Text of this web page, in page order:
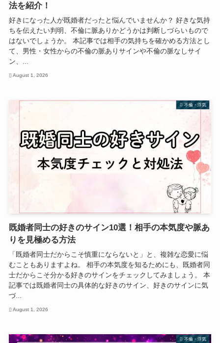
法を紹介！
好きになった人が既婚者だったと悩んでいませんか？ 好きな気持
ちを伝えたい判明、不倫に脈ありかどうかは判断しづらいもので
はないでしょうか。 本記事では相手の気持ちを確かめる方法とし
て、男性・女性からの不倫の脈ありサインや不倫の脈なしサイ
ン、...
August 1, 2026
不倫・浮気
既婚者同士の好きのサイン10選！相手の本気度や脈あ
りを見極める方法
「既婚者同士だからこそ慎重にならないと」と、複雑な恋愛に悩
むこともありますよね。 相手の本気度を知るためにも、既婚者同
士だからこそ分かる好きのサインをチェックしてみましょう。 本
記事では既婚者同士の具体的な好きのサイン、好きのサインに気
づ...
August 1, 2026
不倫・浮気